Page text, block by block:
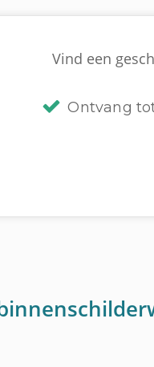
Vind een
Ontvang